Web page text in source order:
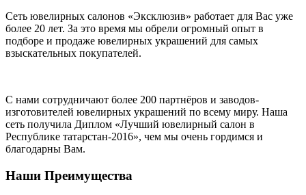
Сеть ювелирных салонов «Эксклюзив» работает для Вас уже
более 20 лет. За это время мы обрели огромный опыт в
подборе и продаже ювелирных украшений для самых
взыскательных покупателей.
С нами сотрудничают более 200 партнёров и заводов-
изготовителей ювелирных украшений по всему миру. Наша
сеть получила Диплом «Лучший ювелирный салон в
Республике татарстан-2016», чем мы очень гордимся и
благодарны Вам.
Наши Преимущества